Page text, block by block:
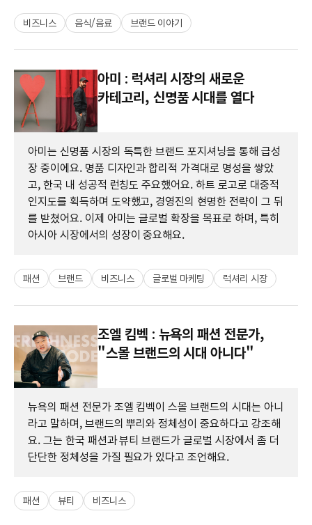
비즈니스 음식/음료 브랜드 이야기
아미 : 럭셔리 시장의 새로운
카테고리, 신명품 시대를 열다
아미는 신명품 시장의 독특한 브랜드 포지셔닝을 통해 급성
장 중이에요. 명품 디자인과 합리적 가격대로 명성을 쌓았
고, 한국 내 성공적 런칭도 주요했어요. 하트 로고로 대중적
인지도를 획득하며 도약했고, 경영진의 현명한 전략이 그 뒤
를 받쳤어요. 이제 아미는 글로벌 확장을 목표로 하며, 특히
아시아 시장에서의 성장이 중요해요.
패션 브랜드 비즈니스 글로벌 마케팅 럭셔리 시장
조엘 킴벡 : 뉴욕의 패션 전문가,
"스몰 브랜드의 시대 아니다"
뉴욕의 패션 전문가 조엘 킴벡이 스몰 브랜드의 시대는 아니
라고 말하며, 브랜드의 뿌리와 정체성이 중요하다고 강조해
요. 그는 한국 패션과 뷰티 브랜드가 글로벌 시장에서 좀 더
단단한 정체성을 가질 필요가 있다고 조언해요.
패션 뷰티 비즈니스